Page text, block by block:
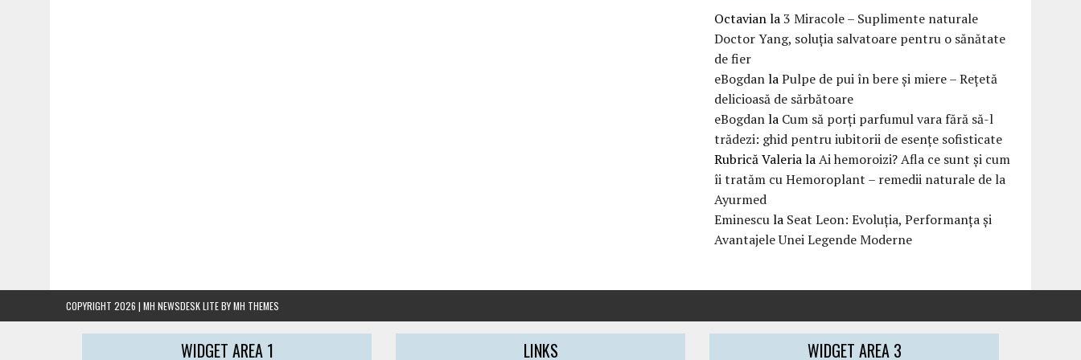
Octavianla3 Miracole – Suplimente naturale
Doctor Yang, soluția salvatoare pentru o sănătate
de fier
eBogdanlaPulpe de pui în bere și miere – Rețetă
delicioasă de sărbătoare
eBogdanla Cum să porți parfumul vara fără să-l
trădezi: ghid pentru iubitorii de esențe sofisticate
Rubrică ValerialaAi hemoroizi? Afla ce sunt și cum
îi tratăm cu Hemoroplant – remedii naturale de la
Ayurmed
Eminescula Seat Leon: Evoluția, Performanța și
Avantajele Unei Legende Moderne
COPYRIGHT 2026 | MH NEWSDESK LITE BYMH THEMES
WIDGET AREA 1 LINKS WIDGET AREA 3